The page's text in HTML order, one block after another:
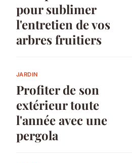
pour sublimer
l'entretien de vos
arbres fruitiers
JARDIN
Profiter de son
extérieur toute
l'année avec une
pergola